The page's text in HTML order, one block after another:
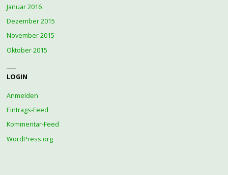
Januar 2016
Dezember 2015
November 2015
Oktober 2015
LOGIN
Anmelden
Eintrags-Feed
Kommentar-Feed
WordPress.org